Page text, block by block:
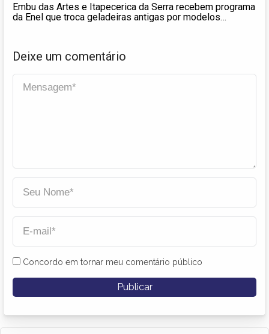
Embu das Artes e Itapecerica da Serra recebem programa
da Enel que troca geladeiras antigas por modelos
Deixe um comentário
Concordo em tornar meu comentário público